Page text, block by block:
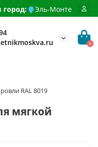
город: Эль-Монте
0
RAL 8019
мягкой